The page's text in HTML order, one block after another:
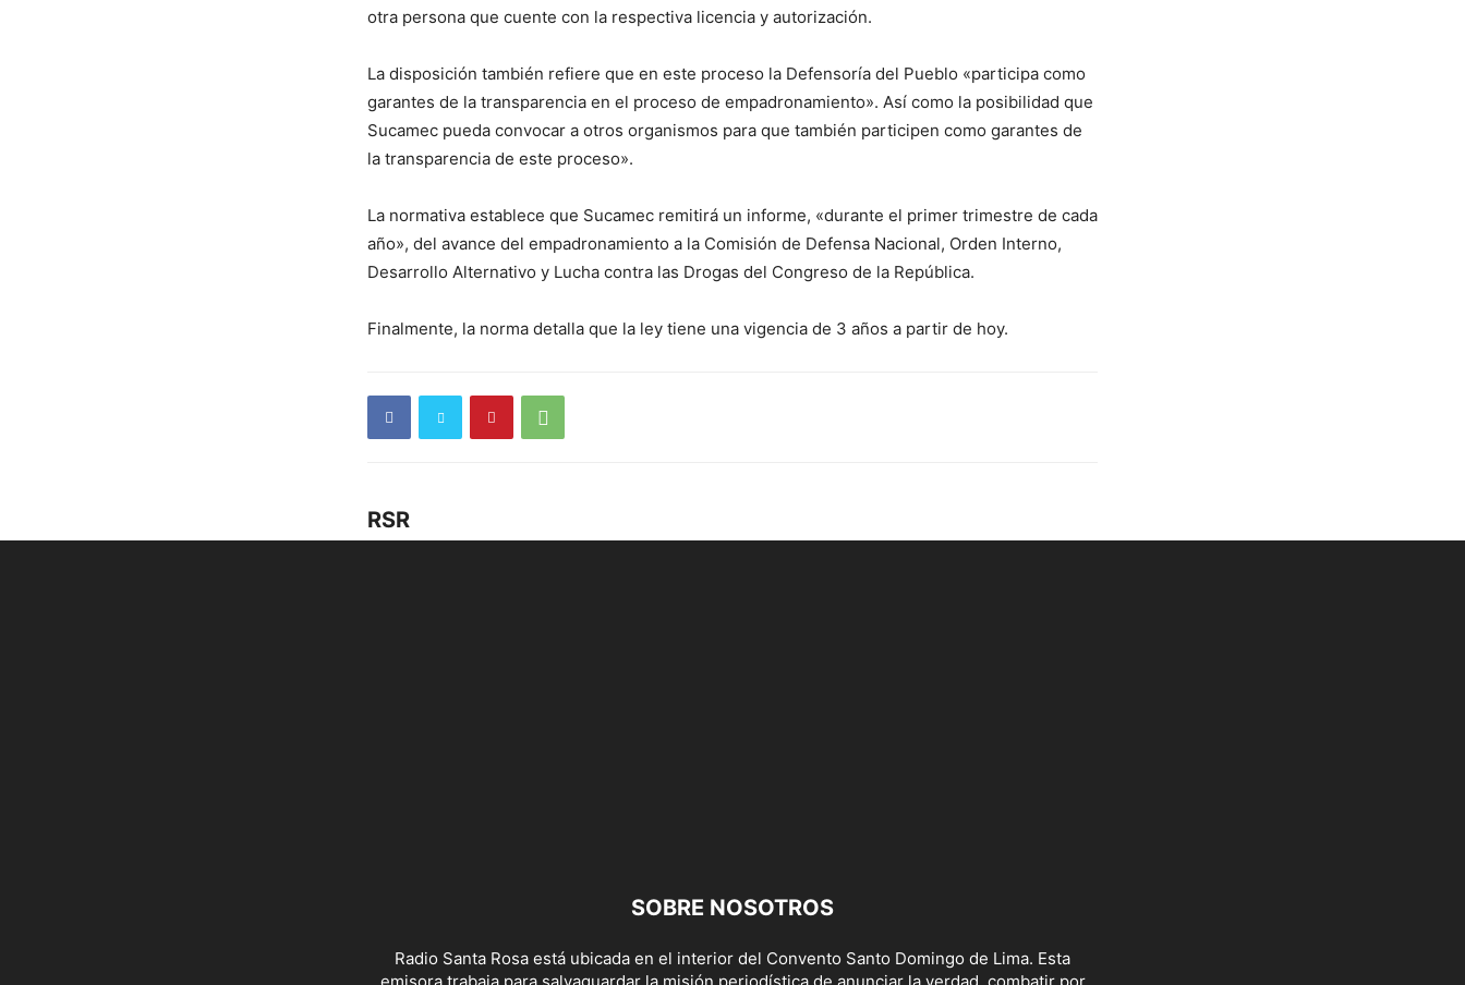
otra persona que cuente con la respectiva licencia y autorización.
La disposición también refiere que en este proceso la Defensoría del Pueblo «participa como
garantes de la transparencia en el proceso de empadronamiento». Así como la posibilidad que
Sucamec pueda convocar a otros organismos para que también participen como garantes de
la transparencia de este proceso».
La normativa establece que Sucamec remitirá un informe, «durante el primer trimestre de cada
año», del avance del empadronamiento a la Comisión de Defensa Nacional, Orden Interno,
Desarrollo Alternativo y Lucha contra las Drogas del Congreso de la República.
Finalmente, la norma detalla que la ley tiene una vigencia de 3 años a partir de hoy.
RSR
SOBRE NOSOTROS
Radio Santa Rosa está ubicada en el interior del Convento Santo Domingo de Lima. Esta
emisora trabaja para salvaguardar la misión periodística de anunciar la verdad, combatir por